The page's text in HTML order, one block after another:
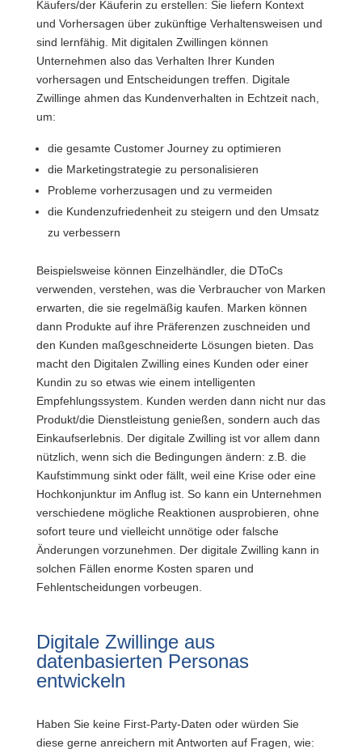
Käufers/der Käuferin zu erstellen: Sie liefern Kontext
und Vorhersagen über zukünftige Verhaltensweisen und
sind lernfähig. Mit digitalen Zwillingen können
Unternehmen also das Verhalten Ihrer Kunden
vorhersagen und Entscheidungen treffen. Digitale
Zwillinge ahmen das Kundenverhalten in Echtzeit nach,
um:
die gesamte Customer Journey zu optimieren
die Marketingstrategie zu personalisieren
Probleme vorherzusagen und zu vermeiden
die Kundenzufriedenheit zu steigern und den Umsatz
zu verbessern
Beispielsweise können Einzelhändler, die DToCs
verwenden, verstehen, was die Verbraucher von Marken
erwarten, die sie regelmäßig kaufen. Marken können
dann Produkte auf ihre Präferenzen zuschneiden und
den Kunden maßgeschneiderte Lösungen bieten. Das
macht den Digitalen Zwilling eines Kunden oder einer
Kundin zu so etwas wie einem intelligenten
Empfehlungssystem. Kunden werden dann nicht nur das
Produkt/die Dienstleistung genießen, sondern auch das
Einkaufserlebnis. Der digitale Zwilling ist vor allem dann
nützlich, wenn sich die Bedingungen ändern: z.B. die
Kaufstimmung sinkt oder fällt, weil eine Krise oder eine
Hochkonjunktur im Anflug ist. So kann ein Unternehmen
verschiedene mögliche Reaktionen ausprobieren, ohne
sofort teure und vielleicht unnötige oder falsche
Änderungen vorzunehmen. Der digitale Zwilling kann in
solchen Fällen enorme Kosten sparen und
Fehlentscheidungen vorbeugen.
Digitale Zwillinge aus
datenbasierten Personas
entwickeln
Haben Sie keine First-Party-Daten oder würden Sie
diese gerne anreichern mit Antworten auf Fragen, wie: